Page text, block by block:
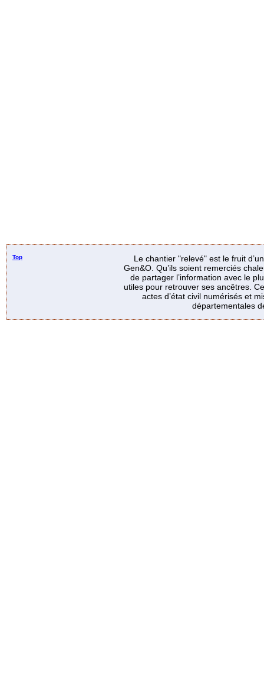
Top
Le chantier "relevé" est le fruit
Gen&O. Qu’ils soient remerciés
de partager l’information avec le
utiles pour retrouver ses ancêtres.
actes d’état civil numérisés et
départementales